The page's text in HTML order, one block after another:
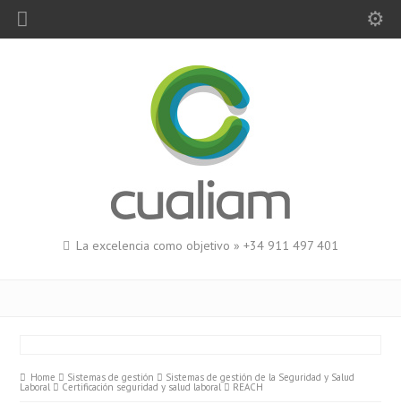
La excelencia como objetivo » +34 911 497 401
Home Sistemas de gestión Sistemas de gestión de la Seguridad y Salud
Laboral Certificación seguridad y salud laboral REACH